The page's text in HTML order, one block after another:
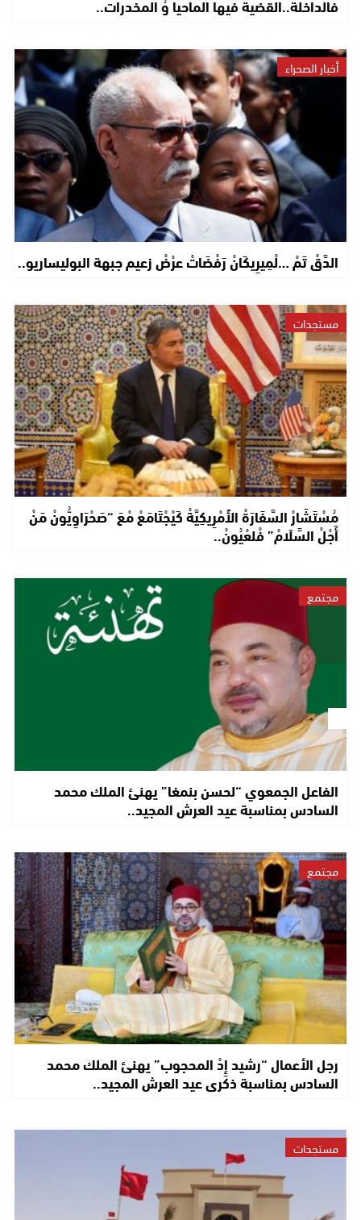
فالداخلة..القضية فيها الماحيا وُ المخدرات..
أخبار الصحراء
الدَّقْ تَمْ …لْمِيرِيكَانْ رَفْضَاتْ عرْضْ زعيم جبهة البوليساريو..
مستجدات
مُسْتَشَارْ السَّفَارَةْ الأَمْرِيكِيَّةْ كَيْجْتَامَعْ مْعَ “صَحْرَاوِيُّونْ مَنْ
أَجْلْ السَّلَامْ” فْلعْيُونْ..
مجتمع
الفاعل الجمعوي “لحسن بنمغا” يهنئ الملك محمد
السادس بمناسبة عيد العرش المجيد..
مجتمع
رجل الأعمال “رشيد إِدْ المحجوب” يهنئ الملك محمد
السادس بمناسبة ذكرى عيد العرش المجيد..
مستجدات